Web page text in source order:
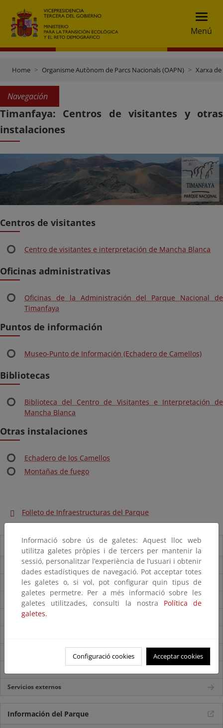
Menú
Home Organisme Autònom de Parcs Nacionals (OAPN) Xarxa
Navegación
Timanfaya: Centros de visitantes y otras
instalaciones
Centros de visitantes
Centro de visitantes e interpretación de Mancha Blanca
Oficinas administrativas
Oficinas de la Administración del Parque Nacional de
Timanfaya
Puntos de información
Museo-Punto de Información (Echadero de Camellos)
Bibliotecas
Biblioteca del Centro de Visitantes e Interpretación de
Mancha Blanca
Otras instalaciones
Echadero de los Camellos
Montañas de fuego
Folleto de Infraestructuras del Parque
Guía del visitante
Guía del Parque
Folleto del parque
Accesos
Mapa del Parque
Servicios externos
Información del Parque
Informació sobre ús de galetes: Aquest lloc web
utilitza galetes pròpies i de tercers per mantenir la
sessió, personalitzar l’experiència de l’usuari i obtenir
dades estadístiques de navegació. Pot acceptar totes
les galetes o, si vol, pot configurar quin tipus de
galetes permetre. Per a més informació sobre les
galetes utilitzades, consulti la nostra Política de
galetes.
Configuració cookies Acceptar cookies